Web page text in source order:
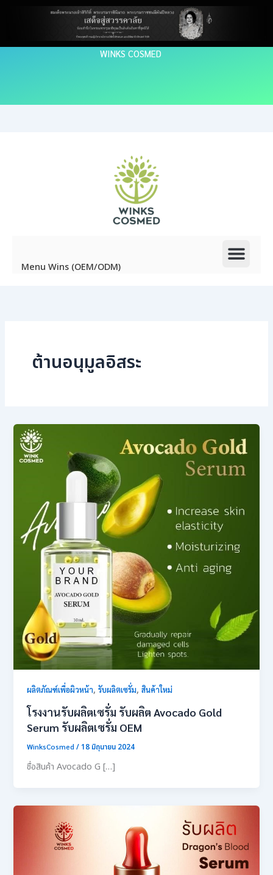
WINKS COSMED
Menu Wins (OEM/ODM)
ต้านอนุมูลอิสระ
ผลิตภัณฑ์เพื่อผิวหน้า,รับผลิตเซรั่ม,สินค้าใหม่
โรงงานรับผลิตเซรั่ม รับผลิต Avocado Gold
Serum รับผลิตเซรั่ม OEM
WinksCosmed/18 มิถุนายน 2024
ชื่อสินค้า Avocado G […]